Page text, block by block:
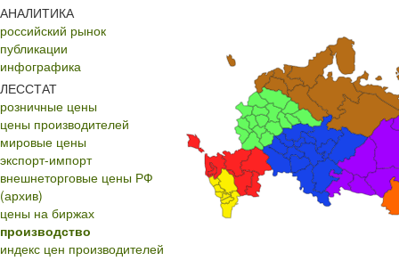
АНАЛИТИКА
российский рынок
публикации
инфографика
ЛЕССТАТ
розничные цены
цены производителей
мировые цены
экспорт-импорт
внешнеторговые цены РФ
(архив)
цены на биржах
производство
индекс цен производителей